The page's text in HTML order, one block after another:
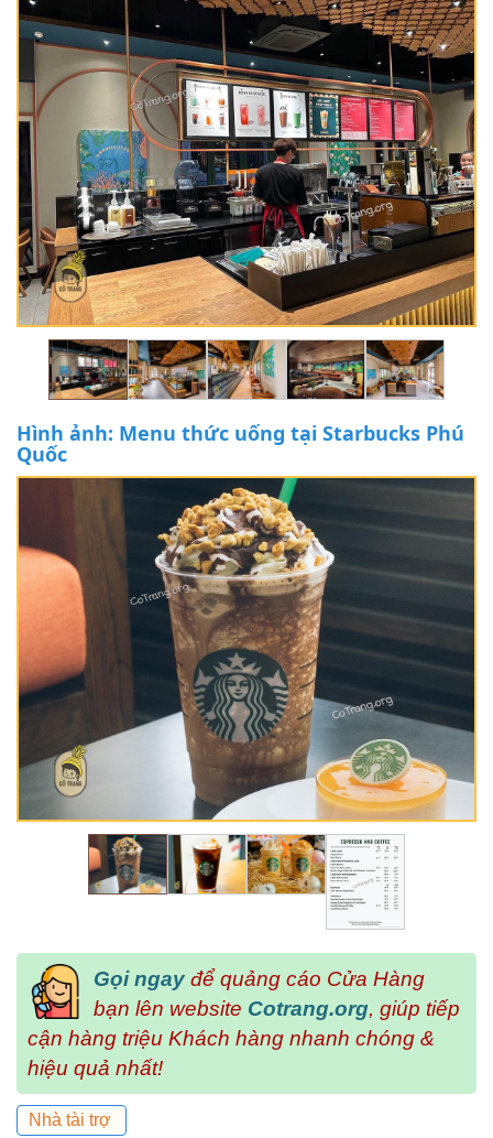
Hình ảnh: Menu thức uống tại Starbucks Phú
Quốc
Gọi ngay để quảng cáo Cửa Hàng
bạn lên website Cotrang.org, giúp tiếp
cận hàng triệu Khách hàng nhanh chóng &
hiệu quả nhất!
Nhà tài trợ